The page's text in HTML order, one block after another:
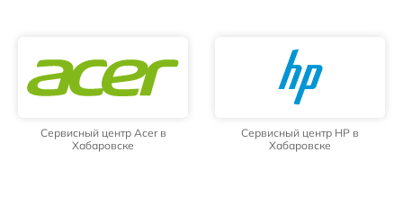
Сервисный центр Acer в
Хабаровске
Сервисный центр HP в
Хабаровске